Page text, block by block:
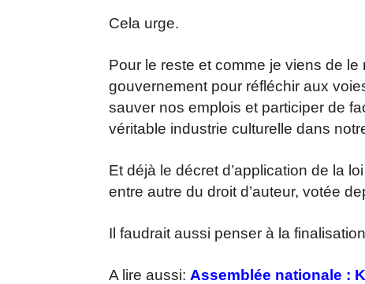
Cela urge.
Pour le reste et comme je viens de
gouvernement pour réfléchir aux
sauver nos emplois et participer de
véritable industrie culturelle dans
Et déjà le décret d’application de la
entre autre du droit d’auteur, votée
Il faudrait aussi penser à la
A lire aussi: Assemblée nationale :